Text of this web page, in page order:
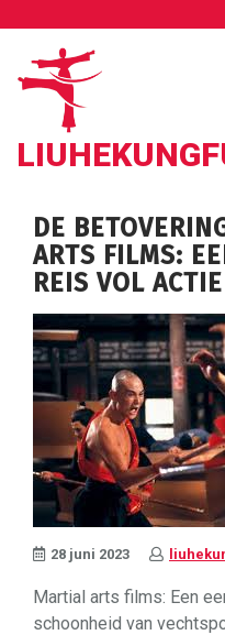
inhoud
DE
ARTS FILMS:
REIS VOL
28 juni 2023
Martial arts films: Een
schoonheid van